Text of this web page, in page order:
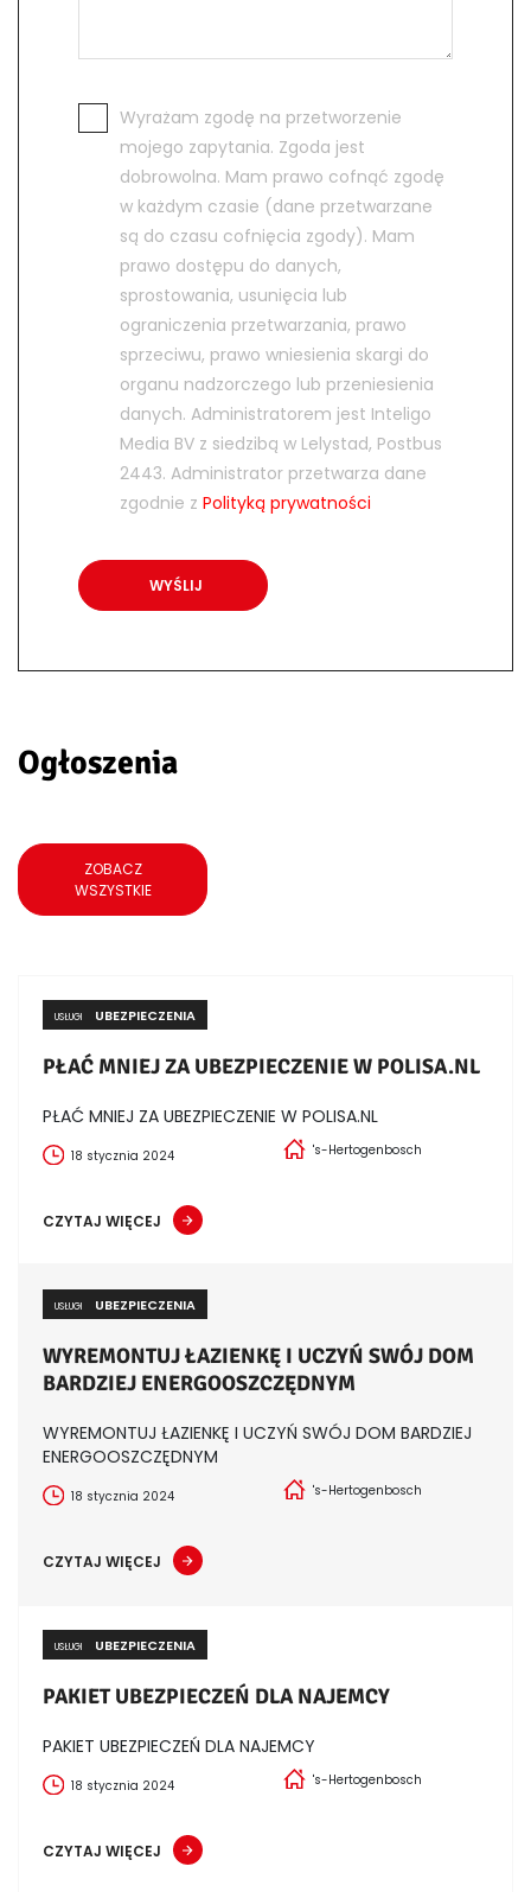
Wyrażam zgodę na przetworzenie
mojego zapytania. Zgoda jest
dobrowolna. Mam prawo cofnąć zgodę
w każdym czasie (dane przetwarzane
są do czasu cofnięcia zgody). Mam
prawo dostępu do danych,
sprostowania, usunięcia lub
ograniczenia przetwarzania, prawo
sprzeciwu, prawo wniesienia skargi do
organu nadzorczego lub przeniesienia
danych. Administratorem jest Inteligo
Media BV z siedzibą w Lelystad, Postbus
2443. Administrator przetwarza dane
zgodnie z Polityką prywatności
Ogłoszenia
ZOBACZ
WSZYSTKIE
USŁUGI UBEZPIECZENIA
PŁAĆ MNIEJ ZA UBEZPIECZENIE W POLISA.NL
PŁAĆ MNIEJ ZA UBEZPIECZENIE W POLISA.NL
18 stycznia 2024 's-Hertogenbosch
CZYTAJ WIĘCEJ
USŁUGI UBEZPIECZENIA
WYREMONTUJ ŁAZIENKĘ I UCZYŃ SWÓJ DOM
BARDZIEJ ENERGOOSZCZĘDNYM
WYREMONTUJ ŁAZIENKĘ I UCZYŃ SWÓJ DOM BARDZIEJ
ENERGOOSZCZĘDNYM
18 stycznia 2024 's-Hertogenbosch
CZYTAJ WIĘCEJ
USŁUGI UBEZPIECZENIA
PAKIET UBEZPIECZEŃ DLA NAJEMCY
PAKIET UBEZPIECZEŃ DLA NAJEMCY
18 stycznia 2024 's-Hertogenbosch
CZYTAJ WIĘCEJ